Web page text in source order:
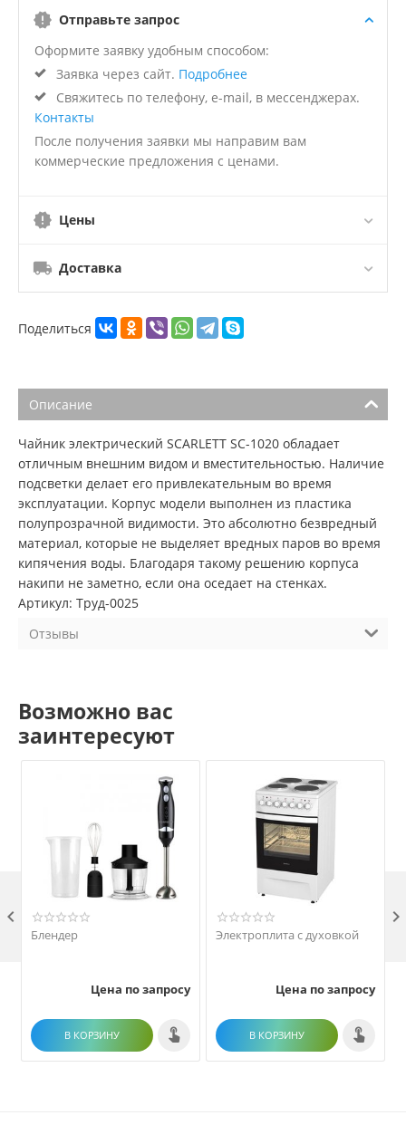
Отправьте запрос
Оформите заявку удобным способом:
Заявка через сайт. Подробнее
Свяжитесь по телефону, e-mail, в мессенджерах.
Контакты
После получения заявки мы направим вам
коммерческие предложения с ценами.
Цены
Доставка
Поделиться
Описание
Чайник электрический SCARLETT SC-1020 обладает
отличным внешним видом и вместительностью. Наличие
подсветки делает его привлекательным во время
эксплуатации. Корпус модели выполнен из пластика
полупрозрачной видимости. Это абсолютно безвредный
материал, которые не выделяет вредных паров во время
кипячения воды. Благодаря такому решению корпуса
накипи не заметно, если она оседает на стенках.
Артикул: Труд-0025
Отзывы
Возможно вас
заинтересуют
Блендер
Цена по запросу
В КОРЗИНУ
Электроплита с духовкой
Цена по запросу
В КОРЗИНУ
 